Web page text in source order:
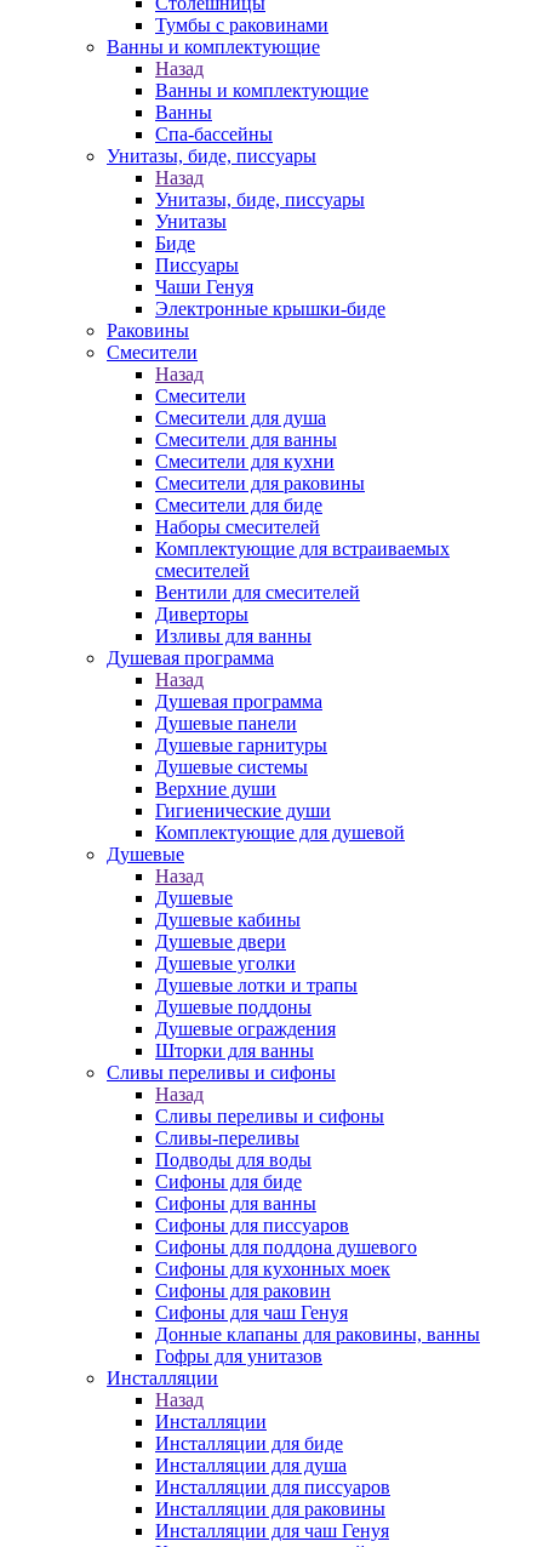
Тумбы с раковинами
Ванны и комплектующие
Назад
Ванны и комплектующие
Ванны
Спа-бассейны
Унитазы, биде, писсуары
Назад
Унитазы, биде, писсуары
Унитазы
Биде
Писсуары
Чаши Генуя
Электронные крышки-биде
Раковины
Смесители
Назад
Смесители
Смесители для душа
Смесители для ванны
Смесители для кухни
Смесители для раковины
Смесители для биде
Наборы смесителей
Комплектующие для встраиваемых
смесителей
Вентили для смесителей
Диверторы
Изливы для ванны
Душевая программа
Назад
Душевая программа
Душевые панели
Душевые гарнитуры
Душевые системы
Верхние души
Гигиенические души
Комплектующие для душевой
Душевые
Назад
Душевые
Душевые кабины
Душевые двери
Душевые уголки
Душевые лотки и трапы
Душевые поддоны
Душевые ограждения
Шторки для ванны
Сливы переливы и сифоны
Назад
Сливы переливы и сифоны
Сливы-переливы
Подводы для воды
Сифоны для биде
Сифоны для ванны
Сифоны для писсуаров
Сифоны для поддона душевого
Сифоны для кухонных моек
Сифоны для раковин
Сифоны для чаш Генуя
Донные клапаны для раковины, ванны
Гофры для унитазов
Инсталляции
Назад
Инсталляции
Инсталляции для биде
Инсталляции для душа
Инсталляции для писсуаров
Инсталляции для раковины
Инсталляции для чаш Генуя